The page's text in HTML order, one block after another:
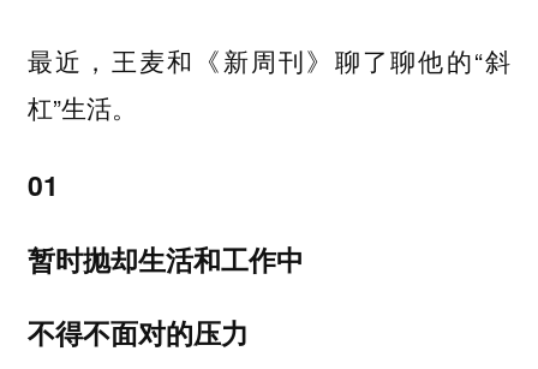
最近，王麦和《新周刊》聊了聊他的“斜
杠”生活。
01
暂时抛却生活和工作中
不得不面对的压力